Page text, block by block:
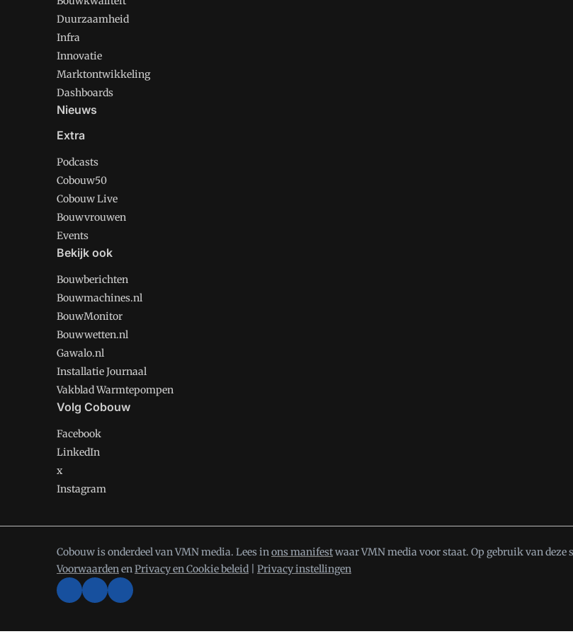
Duurzaamheid
Infra
Innovatie
Marktontwikkeling
Dashboards
Nieuws
Extra
Podcasts
Cobouw50
Cobouw Live
Bouwvrouwen
Events
Bekijk ook
Bouwberichten
Bouwmachines.nl
BouwMonitor
Bouwwetten.nl
Gawalo.nl
Installatie Journaal
Vakblad Warmtepompen
Volg Cobouw
Facebook
LinkedIn
x
Instagram
Cobouw is onderdeel van VMN media. Lees inons manifestwaar VMN media voor staat. Op gebruik van
VoorwaardenenPrivacy en Cookie beleid Privacy instellingen